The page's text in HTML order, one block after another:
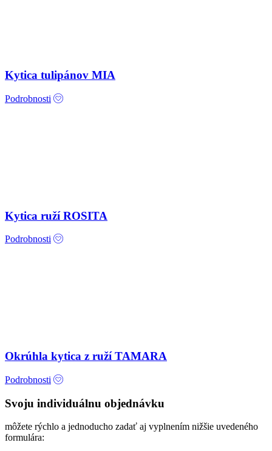
Kytica tulipánov MIA
Podrobnosti
Kytica ruží ROSITA
Podrobnosti
Okrúhla kytica z ruží TAMARA
Podrobnosti
Svoju individuálnu objednávku
môžete rýchlo a jednoducho zadať aj vyplnením nižšie uvedeného
formulára: